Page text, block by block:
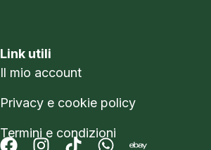
Link utili
Il mio account
Privacy e cookie policy
Termini e condizioni